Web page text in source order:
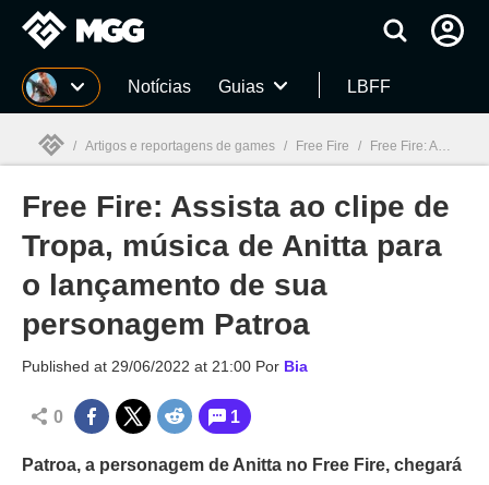
Millenium Notícias Guias LBFF
Millenium
/ Artigos e reportagens de games / Free Fire / Free Fire: Assista ao clipe de Tropa, música de Anitta para o lançamento de sua personagem Patroa
Free Fire: Assista ao clipe de
Tropa, música de Anitta para
o lançamento de sua
personagem Patroa
Published at 29/06/2022 at 21:00 Por Bia
0 1
Patroa, a personagem de Anitta no Free Fire, chegará